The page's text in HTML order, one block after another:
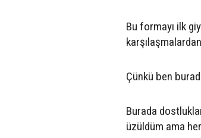
Bu formayı ilk
Çünkü ben
Burada
üzüldüm ama